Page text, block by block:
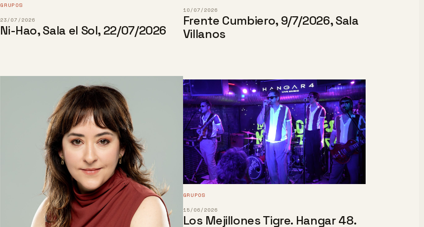
GRUPOS
23/07/2026
Ni-Hao, Sala el Sol, 22/07/2026
10/07/2026
Frente Cumbiero, 9/7/2026, Sala
Villanos
GRUPOS
15/06/2026
Los Mejillones Tigre. Hangar 48.